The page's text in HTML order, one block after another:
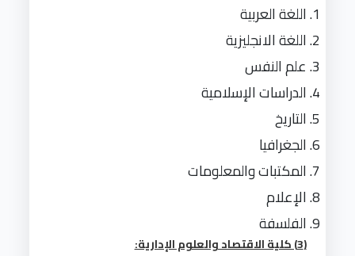
اللغة العربية
اللغة الانجليزية
علم النفس
الدراسات الإسلامية
التاريخ
الجغرافيا
المكتبات والمعلومات
الإعلام
الفلسفة
(3) كلية الاقتصاد والعلوم الإدارية: